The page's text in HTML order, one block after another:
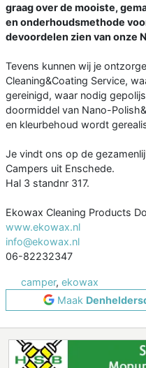
graag over de mooiste,
en onderhoudsmethode
devoordelen zien van onze
Tevens kunnen wij je
Cleaning&Coating Service,
gereinigd, waar nodig
doormiddel van Nano-
en kleurbehoud wordt
Je vindt ons op de
Campers uit Enschede.
Hal 3 standnr 317.
Ekowax Cleaning Products
www.ekowax.nl
info@ekowax.nl
06-82232347
camper, ekowax
Maak